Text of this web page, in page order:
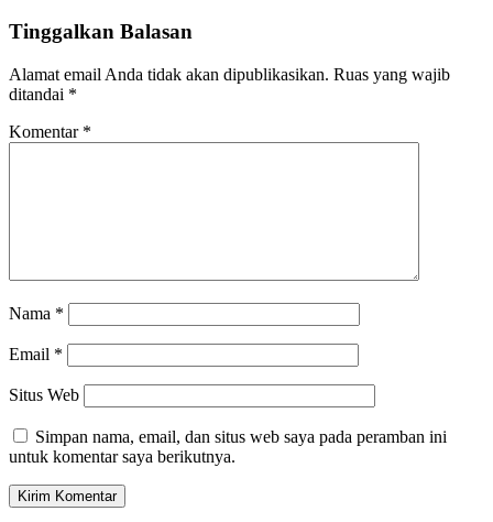
Tinggalkan Balasan
Alamat email Anda tidak akan dipublikasikan. Ruas yang wajib
ditandai *
Komentar *
Nama *
Email *
Situs Web
Simpan nama, email, dan situs web saya pada peramban ini
untuk komentar saya berikutnya.